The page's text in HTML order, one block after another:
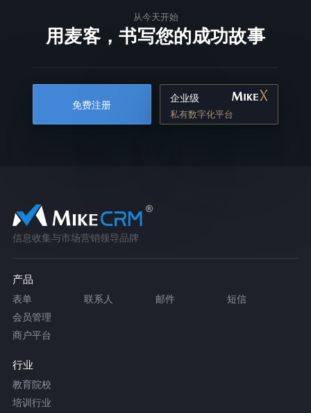
从今天开始
用麦客，书写您的成功故事
免费注册
企业级
私有数字化平台
信息收集与市场营销领导品牌
产品
表单 联系人 邮件
短信
会员管理
商户平台
行业
教育院校
培训行业